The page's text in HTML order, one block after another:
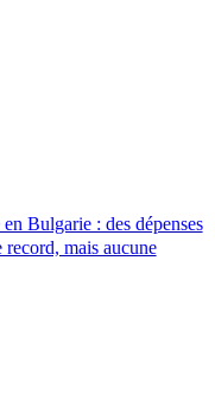
Bulgarie : des dépenses
record, mais aucune